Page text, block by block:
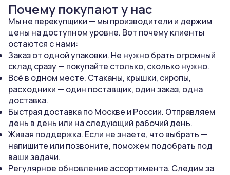
Почему покупают у нас
Мы не перекупщики — мы производители и держим
цены на доступном уровне. Вот почему клиенты
остаются с нами:
Заказ от одной упаковки. Не нужно брать огромный
склад сразу — покупайте столько, сколько нужно.
Всё в одном месте. Стаканы, крышки, сиропы,
расходники — один поставщик, один заказ, одна
доставка.
Быстрая доставка по Москве и России. Отправляем
день в день или на следующий рабочий день.
Живая поддержка. Если не знаете, что выбрать —
напишите или позвоните, поможем подобрать под
ваши задачи.
Регулярное обновление ассортимента. Следим за